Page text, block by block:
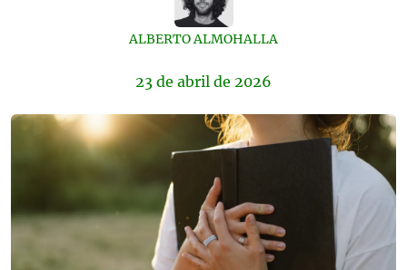
ALBERTO ALMOHALLA
23 de abril de 2026